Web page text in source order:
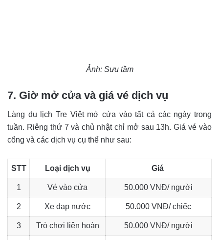
Ảnh: Sưu tầm
7. Giờ mở cửa và giá vé dịch vụ
Làng du lịch Tre Việt mở cửa vào tất cả các ngày trong
tuần. Riêng thứ 7 và chủ nhật chỉ mở sau 13h. Giá vé vào
cổng và các dịch vụ cụ thể như sau:
STT Loại dịch vụ Giá
1 Vé vào cửa 50.000 VNĐ/ người
2 Xe đạp nước 50.000 VNĐ/ chiếc
3 Trò chơi liên hoàn 50.000 VNĐ/ người